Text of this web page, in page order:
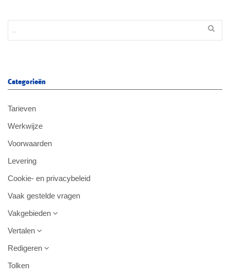
Categorieën
Tarieven
Werkwijze
Voorwaarden
Levering
Cookie- en privacybeleid
Vaak gestelde vragen
Vakgebieden
Vertalen
Redigeren
Tolken